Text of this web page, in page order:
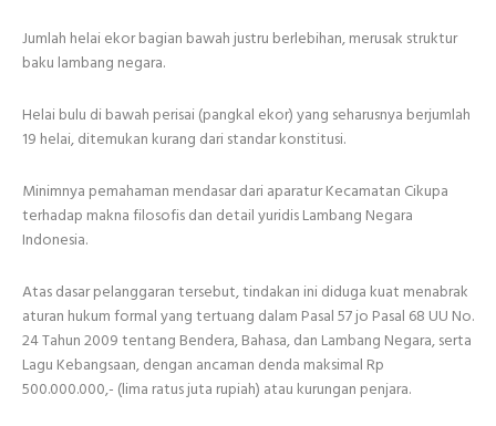
Jumlah helai ekor bagian bawah justru berlebihan, merusak struktur
baku lambang negara.
Helai bulu di bawah perisai (pangkal ekor) yang seharusnya berjumlah
19 helai, ditemukan kurang dari standar konstitusi.
Minimnya pemahaman mendasar dari aparatur Kecamatan Cikupa
terhadap makna filosofis dan detail yuridis Lambang Negara
Indonesia.
Atas dasar pelanggaran tersebut, tindakan ini diduga kuat menabrak
aturan hukum formal yang tertuang dalam Pasal 57 jo Pasal 68 UU No.
24 Tahun 2009 tentang Bendera, Bahasa, dan Lambang Negara, serta
Lagu Kebangsaan, dengan ancaman denda maksimal Rp
500.000.000,- (lima ratus juta rupiah) atau kurungan penjara.